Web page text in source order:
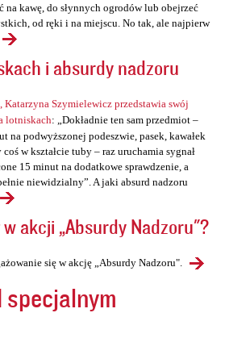
kawę, do słynnych ogrodów lub obejrzeć
od ręki i na miejscu. No tak, ale najpierw
i absurdy nadzoru
Szymielewicz przedstawia swój
lotniskach: „Dokładnie ten sam przedmiot –
na podwyższonej podeszwie, pasek, kawałek
w kształcie tuby – raz uruchamia sygnał
15 minut na dodatkowe sprawdzenie, a
niewidzialny”. A jaki absurd nadzoru
akcji „Absurdy Nadzoru"?
się w akcję „Absurdy Nadzoru".